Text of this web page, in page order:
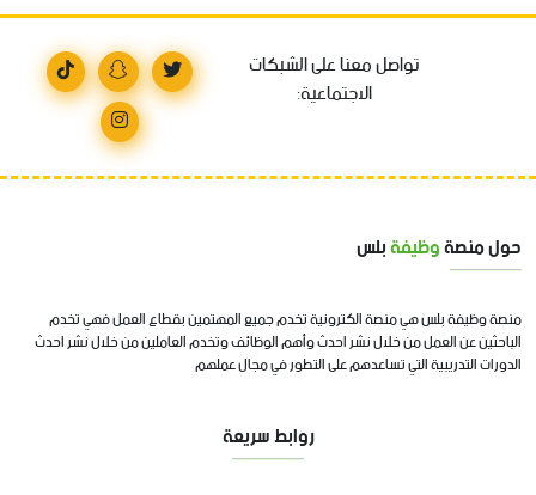
تواصل معنا على الشبكات
الاجتماعية:
حول منصةوظيفةبلس
منصة وظيفة بلس هي منصة الكترونية تخدم جميع المهتمين بقطاع العمل فهي تخدم
الباحثين عن العمل من خلال نشر احدث وأهم الوظائف وتخدم العاملين من خلال نشر احدث
الدورات التدريبية التي تساعدهم على التطور في مجال عملهم
روابط سريعة